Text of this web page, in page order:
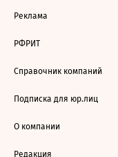
Реклама
РФРИТ
Справочник компаний
Подписка для юр.лиц
О компании
Редакция